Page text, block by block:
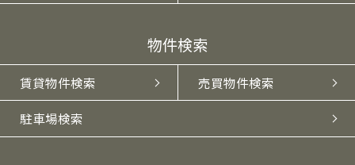
物件検索
賃貸物件検索 売買物件検索
駐車場検索